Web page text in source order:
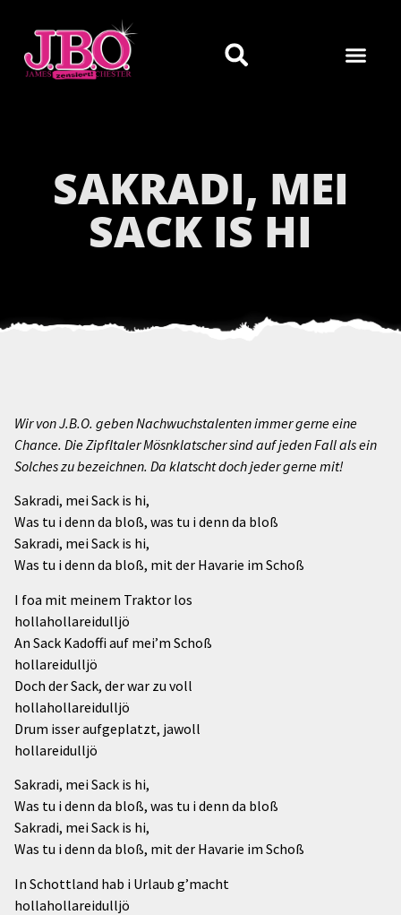
SAKRADI, MEI
SACK IS HI
Wir von J.B.O. geben Nachwuchstalenten immer gerne eine
Chance. Die Zipfltaler Mösnklatscher sind auf jeden Fall als ein
Solches zu bezeichnen. Da klatscht doch jeder gerne mit!
Sakradi, mei Sack is hi,
Was tu i denn da bloß, was tu i denn da bloß
Sakradi, mei Sack is hi,
Was tu i denn da bloß, mit der Havarie im Schoß
I foa mit meinem Traktor los
hollahollareidulljö
An Sack Kadoffi auf mei’m Schoß
hollareidulljö
Doch der Sack, der war zu voll
hollahollareidulljö
Drum isser aufgeplatzt, jawoll
hollareidulljö
Sakradi, mei Sack is hi,
Was tu i denn da bloß, was tu i denn da bloß
Sakradi, mei Sack is hi,
Was tu i denn da bloß, mit der Havarie im Schoß
In Schottland hab i Urlaub g’macht
hollahollareidulljö